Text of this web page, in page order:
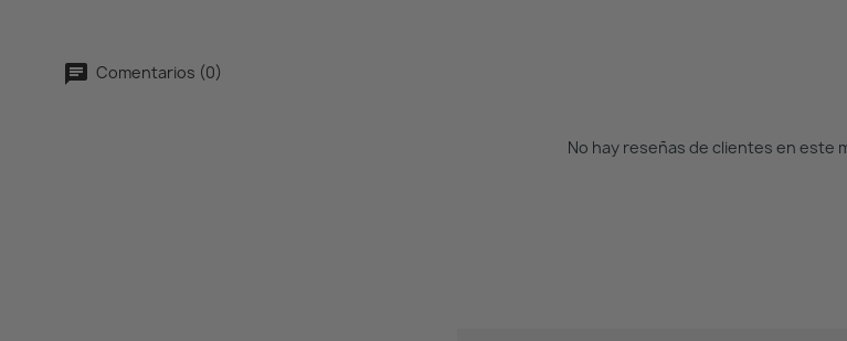
Comentarios (0)
No hay reseñas de clientes en este